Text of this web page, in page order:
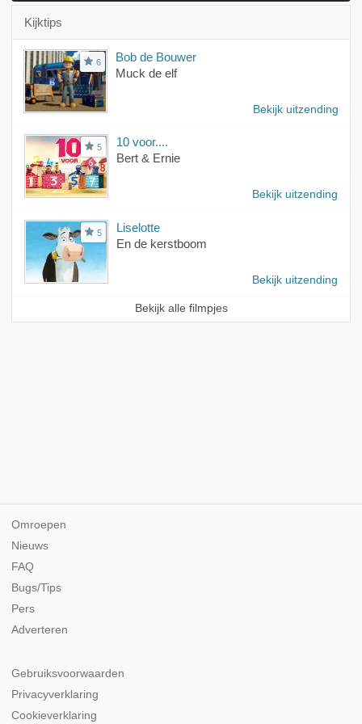
Kijktips
6
Bob de Bouwer
Muck de elf
Bekijk uitzending
5
10 voor....
Bert & Ernie
Bekijk uitzending
5
Liselotte
En de kerstboom
Bekijk uitzending
Bekijk alle filmpjes
Omroepen
Nieuws
FAQ
Bugs/Tips
Pers
Adverteren
Gebruiksvoorwaarden
Privacyverklaring
Cookieverklaring